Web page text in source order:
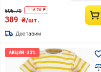
505.70 -116.70 ₴
389 ₴/шт.
Доставим